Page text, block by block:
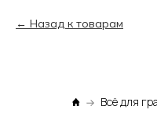
Назад к товарам
Всё для